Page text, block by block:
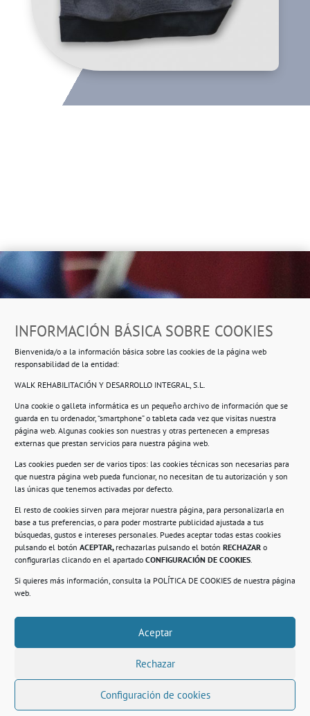
INFORMACIÓN BÁSICA SOBRE COOKIES
Bienvenida/o a la información básica sobre las cookies de la página web
responsabilidad de la entidad:
WALK REHABILITACIÓN Y DESARROLLO INTEGRAL, S.L.
Una cookie o galleta informática es un pequeño archivo de información que se
guarda en tu ordenador, “smartphone” o tableta cada vez que visitas nuestra
página web. Algunas cookies son nuestras y otras pertenecen a empresas
externas que prestan servicios para nuestra página web.
Las cookies pueden ser de varios tipos: las cookies técnicas son necesarias para
que nuestra página web pueda funcionar, no necesitan de tu autorización y son
las únicas que tenemos activadas por defecto.
El resto de cookies sirven para mejorar nuestra página, para personalizarla en
base a tus preferencias, o para poder mostrarte publicidad ajustada a tus
búsquedas, gustos e intereses personales. Puedes aceptar todas estas cookies
pulsando el botón ACEPTAR, rechazarlas pulsando el botón RECHAZAR o
configurarlas clicando en el apartado CONFIGURACIÓN DE COOKIES.
Si quieres más información, consulta la POLÍTICA DE COOKIES de nuestra página
web.
Aceptar
Rechazar
Configuración de cookies
Ropero Solidario de Usera
Beasáin 25-33posterior, local 3 – 28041 Madrid
Información
Compromiso con la protección de datos
Política de Cookies.
© 2021. Realizado en el Centro de Rehabilitación